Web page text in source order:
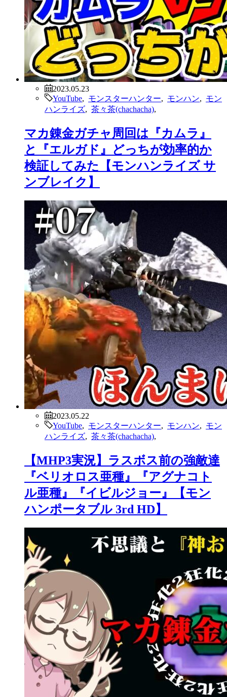
2023.05.23
YouTube
モンスターハンター モンハン
モン
ハンライズ
茶々茶(chachacha)
マカ錬金ガチャ周回は『カムラ』
と『エルガド』どっちが効率的か
検証してみた【モンハンライズ サ
ンブレイク】
2023.05.22
YouTube
モンスターハンター モンハン
モン
ハンライズ
茶々茶(chachacha)
【MHP3実況】ラスボス前の強敵達
『ベリオロス亜種』『アグナコト
ル亜種』『イビルジョー』【モン
ハンポータブル 3rd HD】